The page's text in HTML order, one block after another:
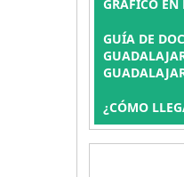
GRÁFICO EN
GUÍA DE
¿CÓMO